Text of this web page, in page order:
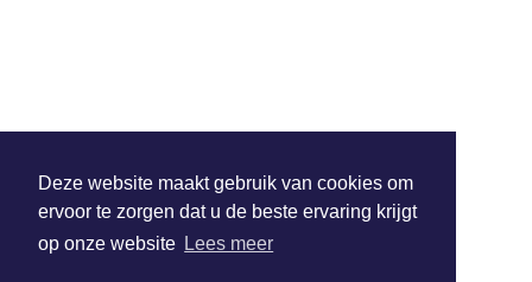
Deze website maakt gebruik van cookies om
ervoor te zorgen dat u de beste ervaring krijgt
op onze website Lees meer